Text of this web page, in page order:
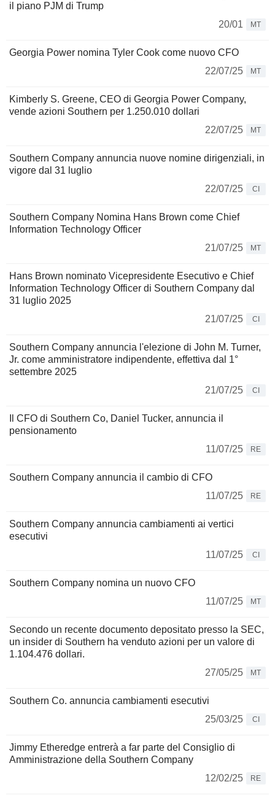
il piano PJM di Trump
20/01
MT
Georgia Power nomina Tyler Cook come nuovo CFO
22/07/25
MT
Kimberly S. Greene, CEO di Georgia Power Company,
vende azioni Southern per 1.250.010 dollari
22/07/25
MT
Southern Company annuncia nuove nomine dirigenziali, in
vigore dal 31 luglio
22/07/25
CI
Southern Company Nomina Hans Brown come Chief
Information Technology Officer
21/07/25
MT
Hans Brown nominato Vicepresidente Esecutivo e Chief
Information Technology Officer di Southern Company dal
31 luglio 2025
21/07/25
CI
Southern Company annuncia l'elezione di John M. Turner,
Jr. come amministratore indipendente, effettiva dal 1°
settembre 2025
21/07/25
CI
Il CFO di Southern Co, Daniel Tucker, annuncia il
pensionamento
11/07/25
RE
Southern Company annuncia il cambio di CFO
11/07/25
RE
Southern Company annuncia cambiamenti ai vertici
esecutivi
11/07/25
CI
Southern Company nomina un nuovo CFO
11/07/25
MT
Secondo un recente documento depositato presso la SEC,
un insider di Southern ha venduto azioni per un valore di
1.104.476 dollari.
27/05/25
MT
Southern Co. annuncia cambiamenti esecutivi
25/03/25
CI
Jimmy Etheredge entrerà a far parte del Consiglio di
Amministrazione della Southern Company
12/02/25
RE